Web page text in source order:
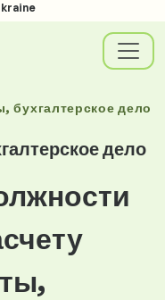
бухгалтерское дело
дело